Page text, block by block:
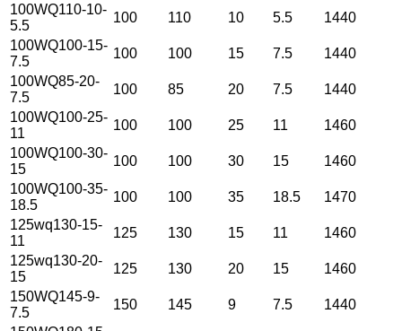
100WQ110-10-
5.5
100 110 10 5.5
1440
100WQ100-15-
7.5
100 100 15 7.5
1440
100WQ85-20-
7.5
100 85 20 7.5
1440
100WQ100-25-
11
100 100 25 11
1460
100WQ100-30-
15
100 100 30 15
1460
100WQ100-35-
18.5
100 100 35 18.5
1470
125wq130-15-
11
125 130 15 11
1460
125wq130-20-
15
125 130 20 15
1460
150WQ145-9-
7.5
150 145 9 7.5
1440